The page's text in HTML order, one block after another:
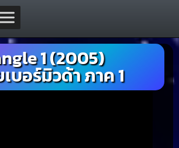
1 (2005)
บอร์มิวด้า ภาค 1